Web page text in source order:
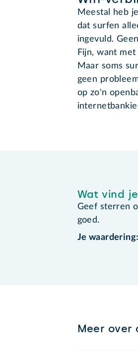
Meestal heb
dat surfen
ingevuld.
Fijn, want
Maar soms
geen
op zo'n
Wat vind
Geef sterren
goed.
Je waardering:
Meer over